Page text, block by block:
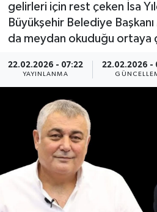
gelirleri için rest çeken İsa
Büyükşehir Belediye
da meydan okuduğu ortaya
22.02.2026 - 07:22
YAYINLANMA
22.02.2026 -
Yaşam
Asayiş
Dünya
Eğitim
Sağlık
Magazin
Turizm
Son Dakika Haberleri
Haber Arşivi